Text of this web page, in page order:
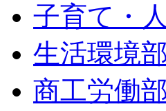
子育て・
生活環境部
商工労働部